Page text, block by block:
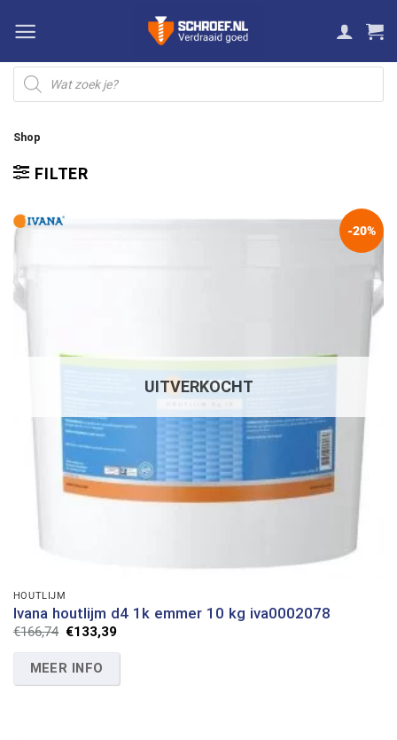
naar
inhoud
Producten
zoeken
Shop
FILTER
-20%
UITVERKOCHT
HOUTLIJM
Ivana houtlijm d4 1k emmer 10 kg iva0002078
€166,74 Oorspronkelijke
€166,74.
€133,39Huidige
is:
MEER INFO